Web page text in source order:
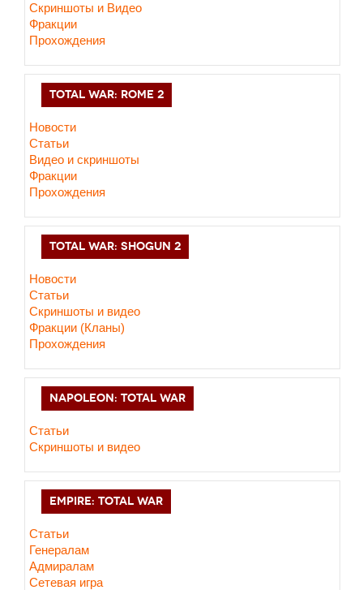
Скриншоты и Видео
Фракции
Прохождения
TOTAL WAR: ROME 2
Новости
Статьи
Видео и скриншоты
Фракции
Прохождения
TOTAL WAR: SHOGUN 2
Новости
Статьи
Cкриншоты и видео
Фракции (Кланы)
Прохождения
NAPOLEON: TOTAL WAR
Статьи
Скриншоты и видео
EMPIRE: TOTAL WAR
Статьи
Генералам
Адмиралам
Сетевая игра